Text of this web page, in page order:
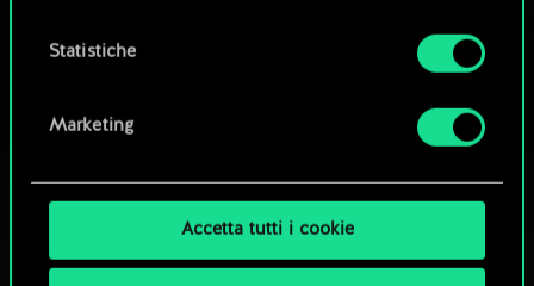
Statistiche
Marketing
Accetta tutti i cookie